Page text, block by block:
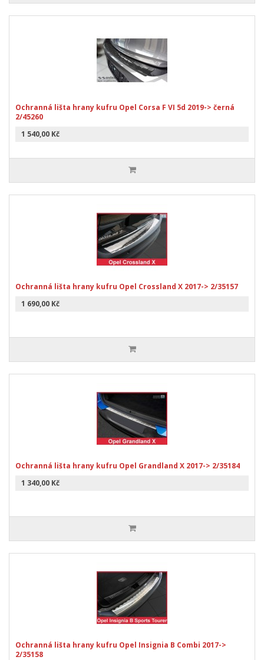
Ochranná lišta hrany kufru Opel Corsa F VI 5d 2019-> černá
2/45260
1 540,00 Kč
Ochranná lišta hrany kufru Opel Crossland X 2017-> 2/35157
1 690,00 Kč
Ochranná lišta hrany kufru Opel Grandland X 2017-> 2/35184
1 340,00 Kč
Ochranná lišta hrany kufru Opel Insignia B Combi 2017->
2/35158